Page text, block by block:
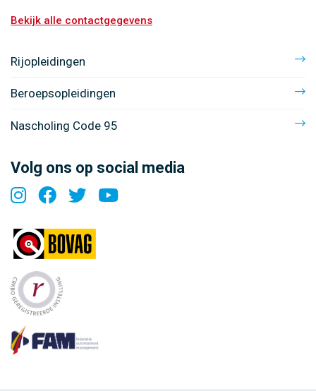
Bekijk alle contactgegevens
Rijopleidingen
Beroepsopleidingen
Nascholing Code 95
Volg ons op social media